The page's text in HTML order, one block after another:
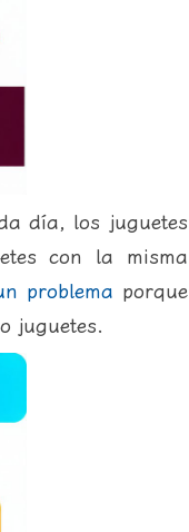
día, los juguetes
con la misma
problema porque
juguetes.